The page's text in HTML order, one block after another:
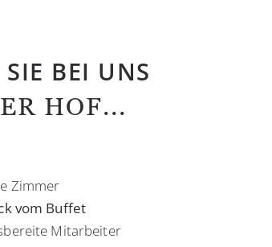
SIE BEI UNS
HOF...
Zimmer
vom Buffet
Mitarbeiter